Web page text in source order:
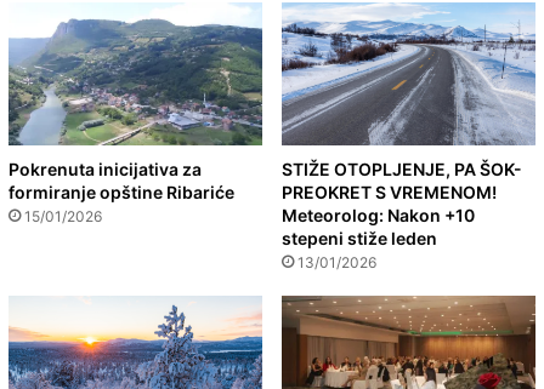
Pokrenuta inicijativa za
formiranje opštine Ribariće
15/01/2026
STIŽE OTOPLJENJE, PA ŠOK-
PREOKRET S VREMENOM!
Meteorolog: Nakon +10
stepeni stiže leden
13/01/2026